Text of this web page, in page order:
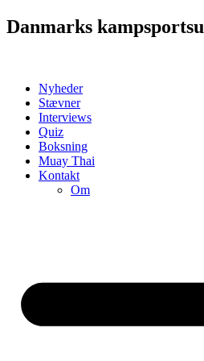
Videre
til
Danmarks
Nyheder
Stævner
Interviews
Quiz
Boksning
Muay Thai
Kontakt
Om